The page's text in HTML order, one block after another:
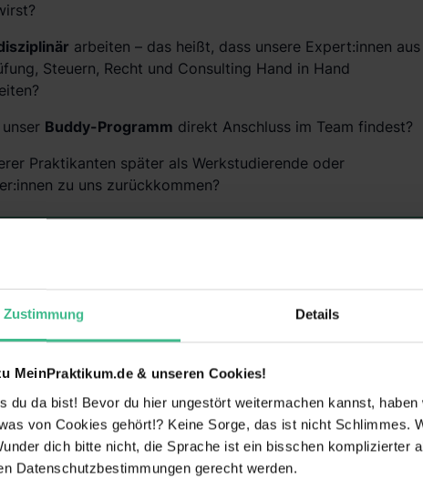
Zustimmung Details
MeinPraktikum.de & unseren Cookies!
du da bist! Bevor du hier ungestört weitermachen kannst,
von Cookies gehört!? Keine Sorge, das ist nicht Schlimmes.
dich bitte nicht, die Sprache ist ein bisschen komplizierter
Datenschutzbestimmungen gerecht werden.
arbeiten – das heißt, dass unsere Expert:innen aus
Steuern, Recht und Consulting Hand in Hand
Buddy-Programm direkt Anschluss im Team findest?
Praktikanten später als Werkstudierende oder
zu uns zurückkommen?
Arbeitsplatz
taltung
Gesundheitliche
Maßnahmen
Gute